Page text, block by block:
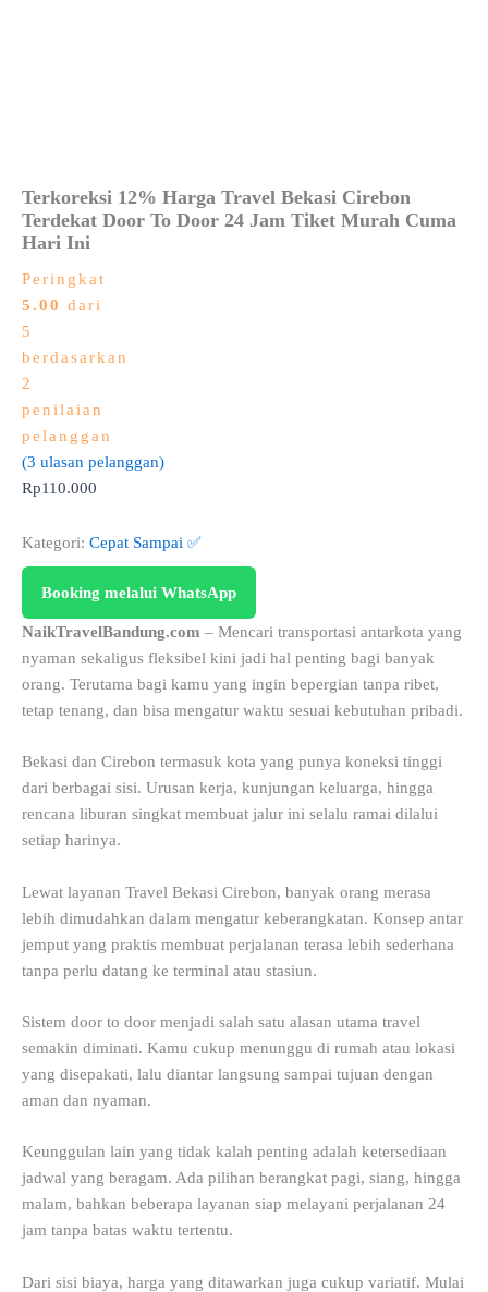
Terkoreksi 12% Harga Travel Bekasi Cirebon
Terdekat Door To Door 24 Jam Tiket Murah Cuma
Hari Ini
Peringkat
5.00 dari
5
berdasarkan
2
penilaian
pelanggan
(3 ulasan pelanggan)
Rp110.000
Kategori: Cepat Sampai ✅
Booking melalui WhatsApp
NaikTravelBandung.com – Mencari transportasi antarkota yang
nyaman sekaligus fleksibel kini jadi hal penting bagi banyak
orang. Terutama bagi kamu yang ingin bepergian tanpa ribet,
tetap tenang, dan bisa mengatur waktu sesuai kebutuhan pribadi.
Bekasi dan Cirebon termasuk kota yang punya koneksi tinggi
dari berbagai sisi. Urusan kerja, kunjungan keluarga, hingga
rencana liburan singkat membuat jalur ini selalu ramai dilalui
setiap harinya.
Lewat layanan Travel Bekasi Cirebon, banyak orang merasa
lebih dimudahkan dalam mengatur keberangkatan. Konsep antar
jemput yang praktis membuat perjalanan terasa lebih sederhana
tanpa perlu datang ke terminal atau stasiun.
Sistem door to door menjadi salah satu alasan utama travel
semakin diminati. Kamu cukup menunggu di rumah atau lokasi
yang disepakati, lalu diantar langsung sampai tujuan dengan
aman dan nyaman.
Keunggulan lain yang tidak kalah penting adalah ketersediaan
jadwal yang beragam. Ada pilihan berangkat pagi, siang, hingga
malam, bahkan beberapa layanan siap melayani perjalanan 24
jam tanpa batas waktu tertentu.
Dari sisi biaya, harga yang ditawarkan juga cukup variatif. Mulai